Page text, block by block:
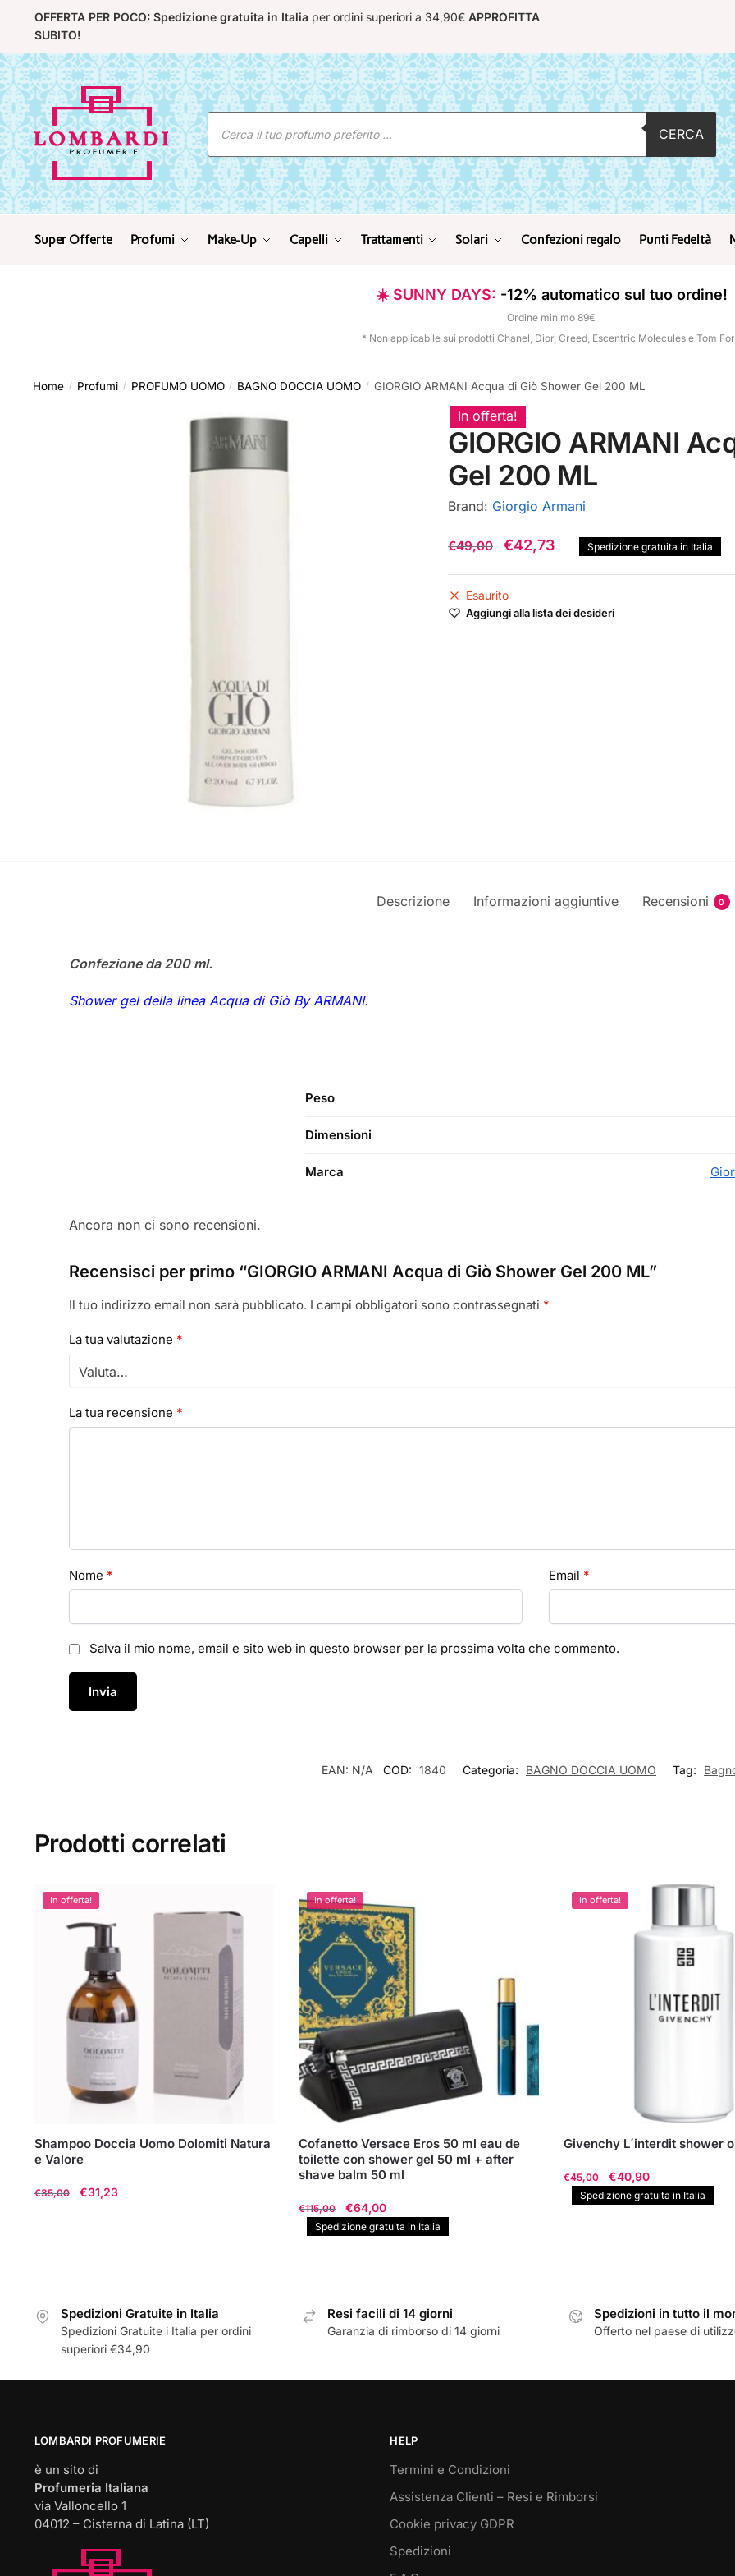
navigation
content
OFFERTA PER POCO: Spedizione gratuita in Italia per ordini superiori a 34,90€ APPROFITTA
SUBITO!
Ricerca
prodotti
CERCA
Super Offerte Profumi Make-Up Capelli Trattamenti Solari Confezioni regalo Punti Fedeltà
☀️ SUNNY DAYS: -12% automatico sul tuo ordine!
Ordine minimo 89€
* Non applicabile sui prodotti Chanel, Dior, Creed, Escentric Molecules e Tom
Home / Profumi / PROFUMO UOMO / BAGNO DOCCIA UOMO / GIORGIO ARMANI Acqua di Giò Shower Gel 200 ML
In offerta!
GIORGIO ARMANI
Gel 200 ML
Brand: Giorgio Armani
€49,00
Il
originale
era:
€42,73
è:
Spedizione gratuita in Italia
Esaurito
Aggiungi alla lista dei desideri
Descrizione Informazioni aggiuntive Recensioni 0
Confezione da 200 ml.
Shower gel della linea Acqua di Giò By ARMANI.
Peso
Dimensioni
Marca
Ancora non ci sono recensioni.
Recensisci per primo “GIORGIO ARMANI Acqua di Giò Shower Gel 200 ML”
Il tuo indirizzo email non sarà pubblicato. I campi obbligatori sono contrassegnati *
La tua valutazione *
La tua recensione *
Nome * Email *
Salva il mio nome, email e sito web in questo browser per la prossima volta che commento.
EAN: N/A COD: 1840 Categoria: BAGNO DOCCIA UOMO Tag:
Prodotti correlati
In offerta!
Shampoo Doccia Uomo Dolomiti Natura
e Valore
€35,00
Il
€31,23
In offerta!
Cofanetto Versace Eros 50 ml eau de
toilette con shower gel 50 ml + after
shave balm 50 ml
€115,00
Il
prezzo
€64,00
prezzo
Spedizione gratuita in Italia
In offerta!
Givenchy L´interdit shower
€45,00
Il
prezzo
€40,90
prezzo
Spedizione gratuita in Italia
Spedizioni Gratuite in Italia
Spedizioni Gratuite i Italia per ordini
superiori €34,90
Resi facili di 14 giorni
Garanzia di rimborso di 14 giorni
Spedizioni in tutto il
Offerto nel paese di
LOMBARDI PROFUMERIE
è un sito di
Profumeria Italiana
via Valloncello 1
04012 – Cisterna di Latina (LT)
HELP
Termini e Condizioni
Assistenza Clienti – Resi e Rimborsi
Cookie privacy GDPR
Spedizioni